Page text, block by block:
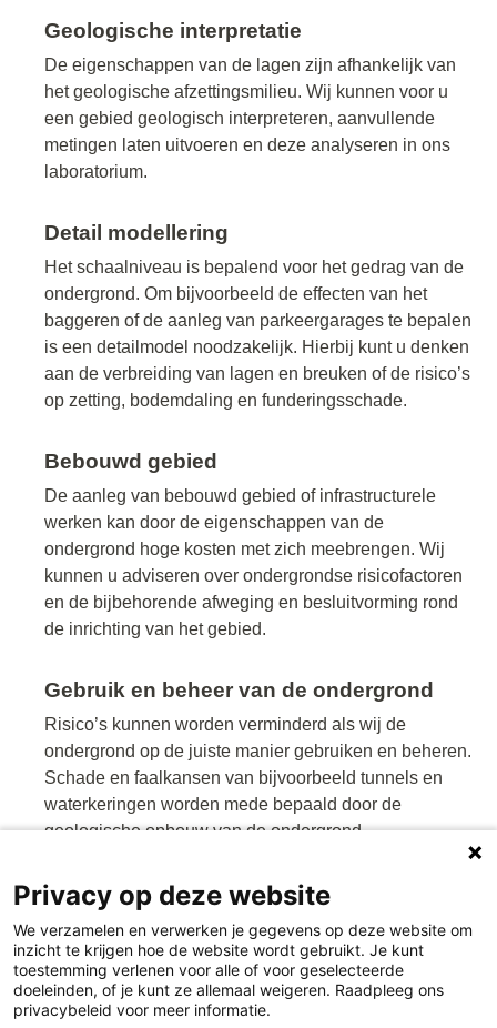
Geologische interpretatie
De eigenschappen van de lagen zijn afhankelijk van
het geologische afzettingsmilieu. Wij kunnen voor u
een gebied geologisch interpreteren, aanvullende
metingen laten uitvoeren en deze analyseren in ons
laboratorium.
Detail modellering
Het schaalniveau is bepalend voor het gedrag van de
ondergrond. Om bijvoorbeeld de effecten van het
baggeren of de aanleg van parkeergarages te bepalen
is een detailmodel noodzakelijk. Hierbij kunt u denken
aan de verbreiding van lagen en breuken of de risico’s
op zetting, bodemdaling en funderingsschade.
Bebouwd gebied
De aanleg van bebouwd gebied of infrastructurele
werken kan door de eigenschappen van de
ondergrond hoge kosten met zich meebrengen. Wij
kunnen u adviseren over ondergrondse risicofactoren
en de bijbehorende afweging en besluitvorming rond
de inrichting van het gebied.
Gebruik en beheer van de ondergrond
Risico’s kunnen worden verminderd als wij de
ondergrond op de juiste manier gebruiken en beheren.
Schade en faalkansen van bijvoorbeeld tunnels en
waterkeringen worden mede bepaald door de
geologische opbouw van de ondergrond.
Advies op maat
Ook als het gaat om systematisch digitaal opslaan en
beheren van ondergrondgegevens kunnen wij u van
dienst zijn. En er kan nog veel meer. Laat ons weten
wat uw vraag is en wij denken met u mee voor een
Privacy op deze website
We verzamelen en verwerken je gegevens op deze website om
inzicht te krijgen hoe de website wordt gebruikt. Je kunt
toestemming verlenen voor alle of voor geselecteerde
doeleinden, of je kunt ze allemaal weigeren. Raadpleeg ons
privacybeleid voor meer informatie.